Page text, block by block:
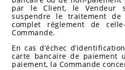
par le Client, le Vendeur
suspendre le traitement de
complet règlement de
Commande.
En cas d’échec
carte bancaire de paiement
paiement, la Commande